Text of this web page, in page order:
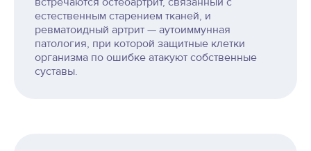
естественным старением тканей, и
ревматоидный артрит — аутоиммунная
патология, при которой защитные клетки
организма по ошибке атакуют собственные
суставы.